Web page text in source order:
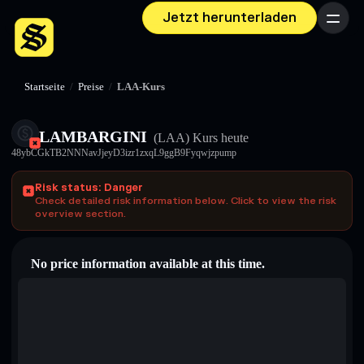
Jetzt herunterladen Menü
Startseite / Preise / LAA-Kurs
LAMBARGINI (LAA) Kurs heute
48ybCGkTB2NNNavJjeyD3izr1zxqL9ggB9Fyqwjzpump
Risk status: Danger
Check detailed risk information below. Click to view the risk
overview section.
No price information available at this time.